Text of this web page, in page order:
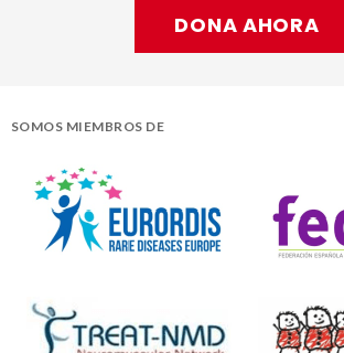
DONA AHORA
SOMOS MIEMBROS DE